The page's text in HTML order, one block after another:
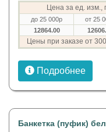
Цена за ед. изм.,
до 25 000р от 25
12864.00
Цены при заказе от
Подробнее
Банкетка (пуфик)